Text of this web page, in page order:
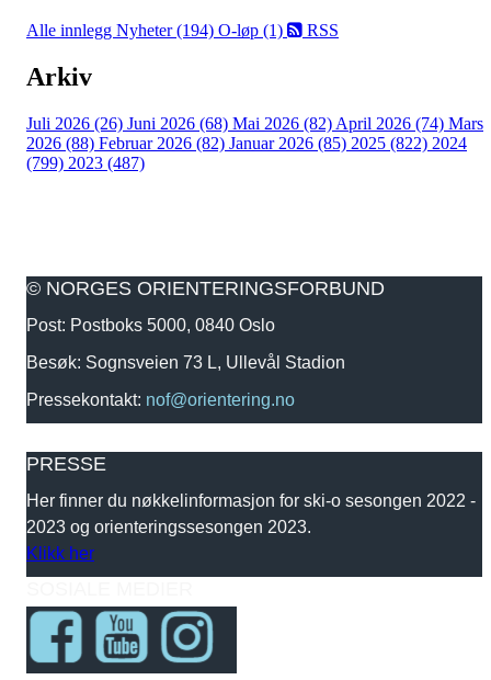
Alle innlegg Nyheter (194) O-løp (1) RSS
Arkiv
Juli 2026 (26) Juni 2026 (68) Mai 2026 (82) April 2026 (74) Mars
2026 (88) Februar 2026 (82) Januar 2026 (85) 2025 (822) 2024
(799) 2023 (487)
© NORGES ORIENTERINGSFORBUND
Post: Postboks 5000, 0840 Oslo
Besøk: Sognsveien 73 L, Ullevål Stadion
Pressekontakt: nof@orientering.no
PRESSE
Her finner du nøkkelinformasjon for ski-o sesongen 2022 -
2023 og orienteringssesongen 2023.
Klikk her